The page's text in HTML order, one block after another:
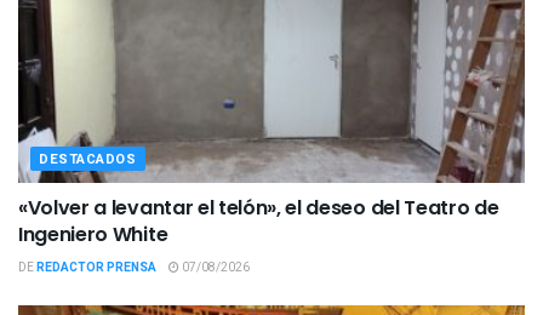
DESTACADOS
«Volver a levantar el telón», el deseo del Teatro de
Ingeniero White
DEREDACTOR PRENSA 07/08/2026